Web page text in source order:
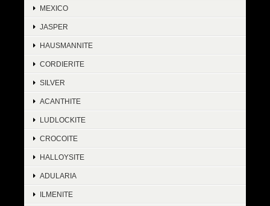
MEXICO
JASPER
HAUSMANNITE
CORDIERITE
SILVER
ACANTHITE
LUDLOCKITE
CROCOITE
HALLOYSITE
ADULARIA
ILMENITE